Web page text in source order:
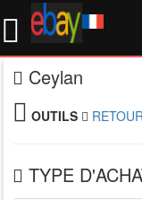
Ceylan
OUTILS
TYPE